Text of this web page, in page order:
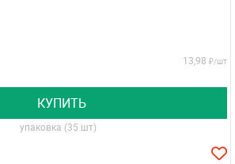
13,98 ₽/шт
КУПИТЬ
упаковка (35 шт)